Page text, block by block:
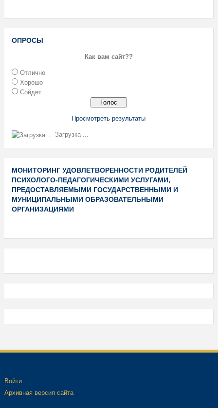
ОПРОСЫ
Как вам сайт??
Отлично
Хорошо
Сойдет
Просмотреть результаты
Загрузка ...
МОНИТОРИНГ УДОВЛЕТВОРЕННОСТИ РОДИТЕЛЕЙ
ПСИХОЛОГО-ПЕДАГОГИЧЕСКИМИ УСЛУГАМИ,
ПРЕДОСТАВЛЯЕМЫМИ ГОСУДАРСТВЕННЫМИ И
МУНИЦИПАЛЬНЫМИ ОБРАЗОВАТЕЛЬНЫМИ
ОРГАНИЗАЦИЯМИ
Войти
Архивная версия сайта